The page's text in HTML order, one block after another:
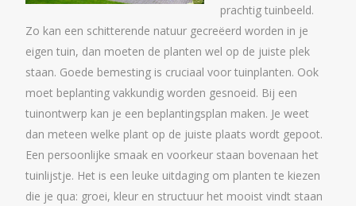
prachtig tuinbeeld.
Zo kan een schitterende natuur gecreëerd worden in je
eigen tuin, dan moeten de planten wel op de juiste plek
staan. Goede bemesting is cruciaal voor tuinplanten. Ook
moet beplanting vakkundig worden gesnoeid. Bij een
tuinontwerp kan je een beplantingsplan maken. Je weet
dan meteen welke plant op de juiste plaats wordt gepoot.
Een persoonlijke smaak en voorkeur staan bovenaan het
tuinlijstje. Het is een leuke uitdaging om planten te kiezen
die je qua: groei, kleur en structuur het mooist vindt staan